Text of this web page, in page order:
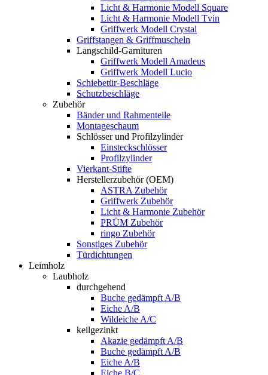
Licht & Harmonie Modell Square
Licht & Harmonie Modell Tvin
Griffwerk Modell Crystal
Griffstangen & Griffmuscheln
Langschild-Garnituren
Griffwerk Modell Amadeus
Griffwerk Modell Lucio
Schiebetür-Beschläge
Schutzbeschläge
Zubehör
Bänder und Rahmenteile
Montageschaum
Schlösser und Profilzylinder
Einsteckschlösser
Profilzylinder
Vierkant-Stifte
Herstellerzubehör (OEM)
ASTRA Zubehör
Griffwerk Zubehör
Licht & Harmonie Zubehör
PRÜM Zubehör
ringo Zubehör
Sonstiges Zubehör
Türdichtungen
Leimholz
Laubholz
durchgehend
Buche gedämpft A/B
Eiche A/B
Wildeiche A/C
keilgezinkt
Akazie gedämpft A/B
Buche gedämpft A/B
Eiche A/B
Eiche B/C